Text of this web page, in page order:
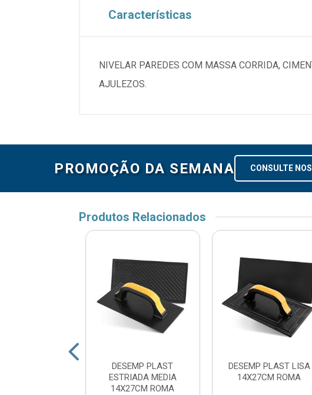
Características
NIVELAR PAREDES COM MASSA CORRIDA,
AJULEZOS.
PROMOÇÃO DA SEMANA CONSULTE
Produtos Relacionados
DESEMP PLAST
ESTRIADA MEDIA
14X27CM ROMA
DESEMP PLAST LISA
14X27CM ROMA